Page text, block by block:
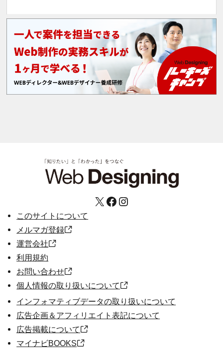
X Facebook Instagram
このサイトについて
メルマガ登録
運営会社
利用規約
お問い合わせ
個人情報の取り扱いについて
インフォマティブデータの取り扱いについて
広告企画＆アフィリエイト表記について
広告掲載について
マイナビBOOKS